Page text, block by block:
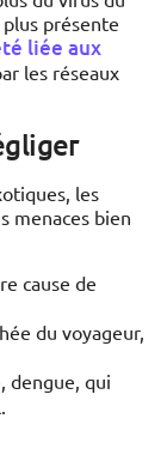
présente
liée aux
les réseaux
les
menaces bien
cause de
du voyageur,
dengue, qui